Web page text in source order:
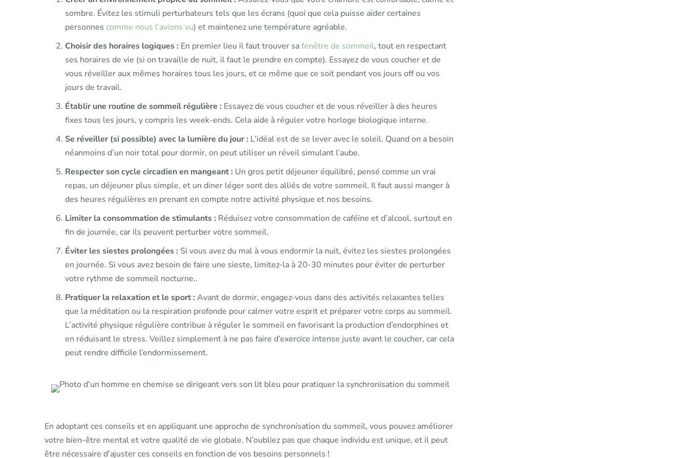
sombre. Évitez les stimuli perturbateurs tels que les écrans (quoi que cela puisse aider certaines
personnes comme nous l’avions vu) et maintenez une température agréable.
Choisir des horaires logiques : En premier lieu il faut trouver safenêtre de sommeil, tout en respectant
ses horaires de vie (si on travaille de nuit, il faut le prendre en compte). Essayez de vous coucher et de
vous réveiller aux mêmes horaires tous les jours, et ce même que ce soit pendant vos jours off ou vos
jours de travail.
Établir une routine de sommeil régulière : Essayez de vous coucher et de vous réveiller à des heures
fixes tous les jours, y compris les week-ends. Cela aide à réguler votre horloge biologique interne.
Se réveiller (si possible) avec la lumière du jour : L’idéal est de se lever avec le soleil. Quand on a besoin
néanmoins d’un noir total pour dormir, on peut utiliser un réveil simulant l’aube.
Respecter son cycle circadien en mangeant : Un gros petit déjeuner équilibré, pensé comme un vrai
repas, un déjeuner plus simple, et un diner léger sont des alliés de votre sommeil. Il faut aussi manger à
des heures régulières en prenant en compte notre activité physique et nos besoins.
Limiter la consommation de stimulants : Réduisez votre consommation de caféine et d’alcool, surtout en
fin de journée, car ils peuvent perturber votre sommeil.
Éviter les siestes prolongées : Si vous avez du mal à vous endormir la nuit, évitez les siestes prolongées
en journée. Si vous avez besoin de faire une sieste, limitez-la à 20-30 minutes pour éviter de perturber
votre rythme de sommeil nocturne..
Pratiquer la relaxation et le sport : Avant de dormir, engagez-vous dans des activités relaxantes telles
que la méditation ou la respiration profonde pour calmer votre esprit et préparer votre corps au sommeil.
L’activité physique régulière contribue à réguler le sommeil en favorisant la production d’endorphines et
en réduisant le stress. Veillez simplement à ne pas faire d’exercice intense juste avant le coucher, car cela
peut rendre difficile l’endormissement.
En adoptant ces conseils et en appliquant une approche de synchronisation du sommeil, vous pouvez améliorer
votre bien-être mental et votre qualité de vie globale. N’oubliez pas que chaque individu est unique, et il peut
être nécessaire d’ajuster ces conseils en fonction de vos besoins personnels !